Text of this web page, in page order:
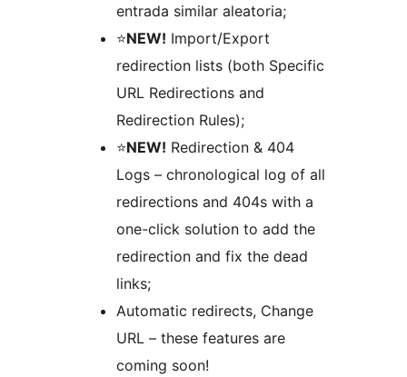
entrada similar aleatoria;
⭐️NEW! Import/Export
redirection lists (both Specific
URL Redirections and
Redirection Rules);
⭐️NEW! Redirection & 404
Logs – chronological log of all
redirections and 404s with a
one-click solution to add the
redirection and fix the dead
links;
Automatic redirects, Change
URL – these features are
coming soon!